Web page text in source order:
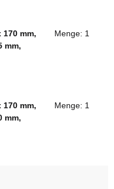
mm,
mm,
Menge: 1
mm,
mm,
Menge: 1